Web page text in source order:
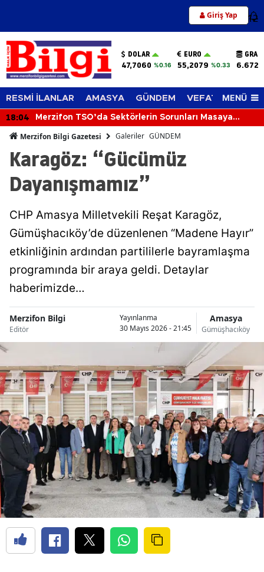
Giriş Yap 12
DOLAR
47,7060 %0.16
EURO
55,2079 %0.33
RESMİ İLANLAR AMASYA GÜNDEM VEFAT EDENLER
MENÜ
Masaya 17:25
Prof. Dr. Kavas: "1101 Merzifon
Merzifon Bilgi Gazetesi Galeriler GÜNDEM
Karagöz: “Gücümüz
Dayanışmamız”
CHP Amasya Milletvekili Reşat Karagöz,
Gümüşhacıköy’de düzenlenen “Madene Hayır”
etkinliğinin ardından partililerle bayramlaşma
programında bir araya geldi. Detaylar
haberimizde…
Merzifon Bilgi
Editör
Yayınlanma
30 Mayıs 2026 - 21:45
Amasya
Gümüşhacıköy